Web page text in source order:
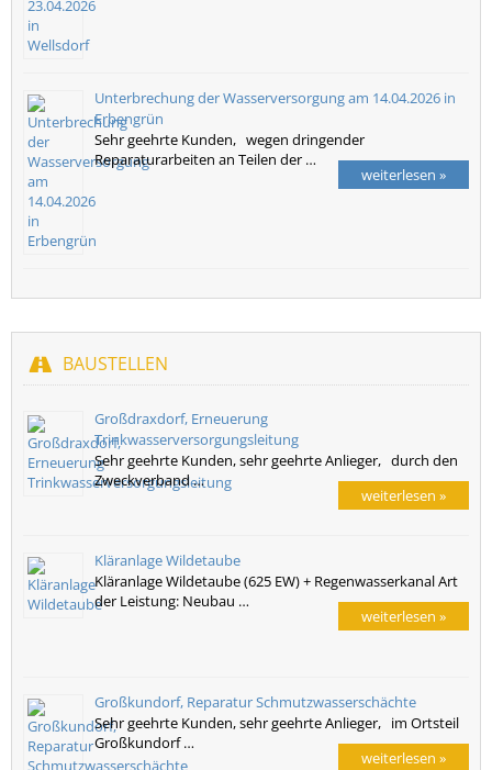
Unterbrechung der Wasserversorgung am 14.04.2026 in
Erbengrün
Sehr geehrte Kunden, wegen dringender
Reparaturarbeiten an Teilen der …
weiterlesen »
BAUSTELLEN
Großdraxdorf, Erneuerung
Trinkwasserversorgungsleitung
Sehr geehrte Kunden, sehr geehrte Anlieger, durch den
Zweckverband …
weiterlesen »
Kläranlage Wildetaube
Kläranlage Wildetaube (625 EW) + Regenwasserkanal Art
der Leistung: Neubau …
weiterlesen »
Großkundorf, Reparatur Schmutzwasserschächte
Sehr geehrte Kunden, sehr geehrte Anlieger, im Ortsteil
Großkundorf …
weiterlesen »